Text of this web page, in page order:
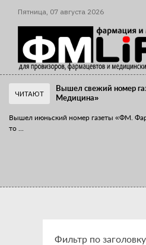
Пятница, 07 августа 2026
ЧИТАЮТ
Вышел свежий номер
Медицина»
Вышел июньский номер газеты «ФМ.
то
Фильтр по заголовку